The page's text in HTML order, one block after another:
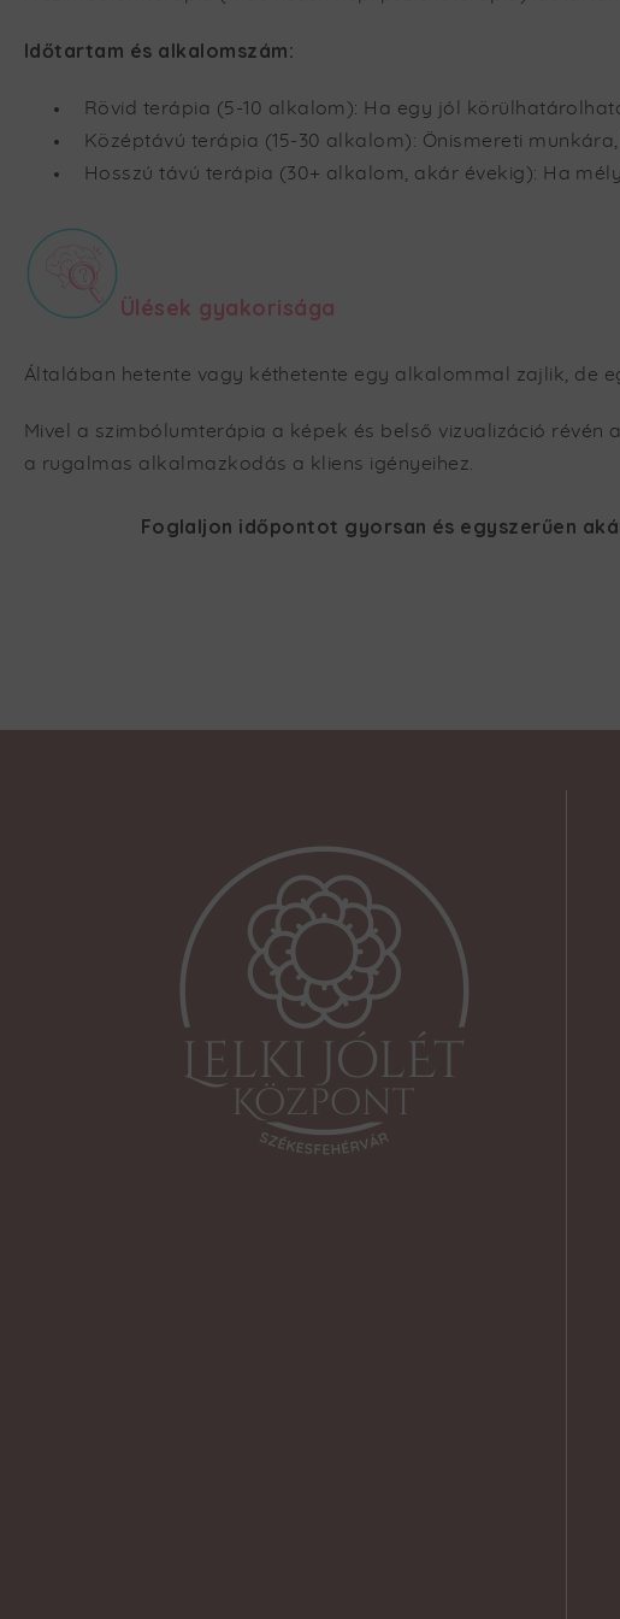
Időtartam és alkalomszám:
Rövid terápia (5-10 alkalom): Ha egy jól
Középtávú terápia (15-30 alkalom): Önismereti
Hosszú távú terápia (30+ alkalom, akár évekig): Ha
Ülések gyakorisága
Általában hetente vagy kéthetente egy alkalommal zajlik, de
Mivel a szimbólumterápia a képek és belső vizualizáció
a rugalmas alkalmazkodás a kliens igényeihez.
Foglaljon időpontot gyorsan és egyszerűen